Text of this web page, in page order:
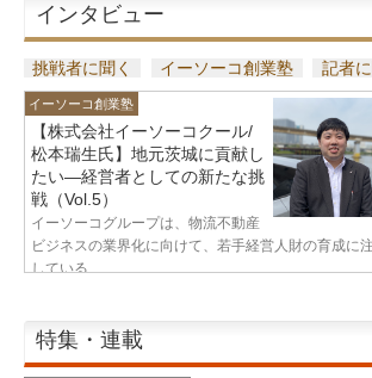
インタビュー
挑戦者に聞く イーソーコ創業塾 記者に
イーソーコ創業塾
【株式会社イーソーコクール/
松本瑞生氏】地元茨城に貢献し
たい—経営者としての新たな挑
戦（Vol.5）
イーソーコグループは、物流不動産
ビジネスの業界化に向けて、若手経営人財の育成に
している...
特集・連載